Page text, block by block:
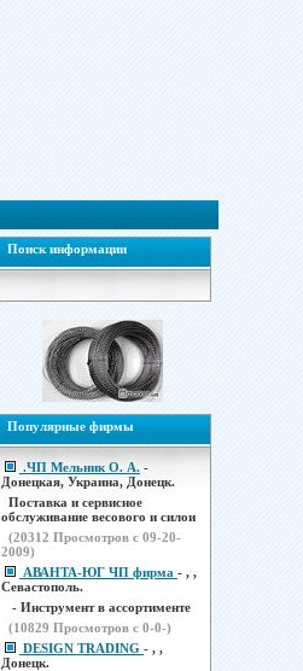
Поиск информации
Популярные фирмы
.ЧП Мельник О. А. -
Донецкая, Украина, Донецк.
Поставка и сервисное
обслуживание весового и силои
(20312 Просмотров с 09-20-
2009)
АВАНТА-ЮГ ЧП фирма - , ,
Севастополь.
- Инструмент в ассортименте
(10829 Просмотров с 0-0-)
DESIGN TRADING - , ,
Донецк.